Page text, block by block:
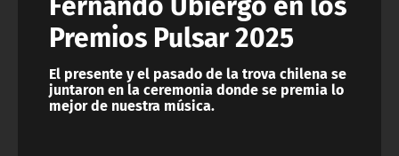
Premios Pulsar 2025
El presente y el pasado de la trova chilena se
juntaron en la ceremonia donde se premia lo
mejor de nuestra música.